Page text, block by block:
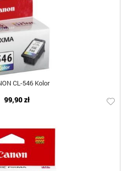
CL-546 Kolor
99,90 zł